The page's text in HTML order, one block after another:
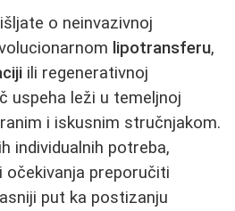
o neinvazivnoj
lipotransferu,
ili regenerativnoj
uspeha leži u temeljnoj
i iskusnim stručnjakom.
individualnih potreba,
preporučiti
put ka postizanju